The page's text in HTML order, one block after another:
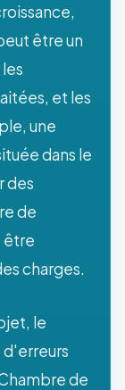
être un
et les
une
dans le
des
de
être
charges.
le
d'erreurs
de